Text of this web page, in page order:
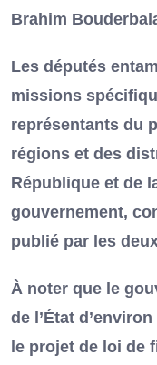
Brahim
Les députés
missions
représentants du
régions et des
République et de
gouvernement,
publié par les
À noter que le
de l’État
le projet de loi de